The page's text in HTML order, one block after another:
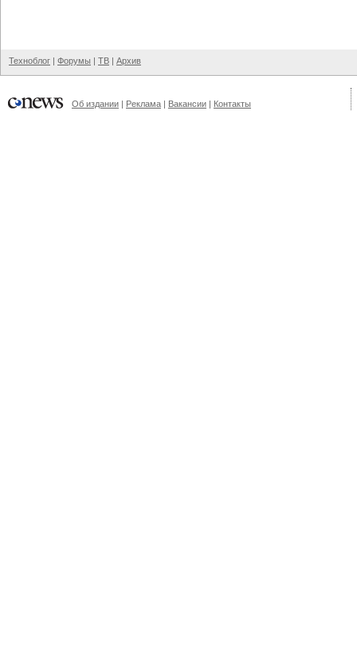
Техноблог | Форумы | ТВ | Архив
Об издании | Реклама | Вакансии | Контакты